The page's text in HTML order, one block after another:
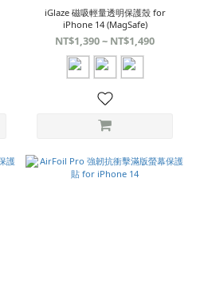
iGlaze 磁吸輕量透明保護殼 for
iPhone 14 (MagSafe)
NT$1,390 ~ NT$1,490